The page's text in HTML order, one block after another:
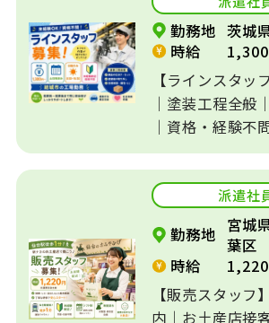
乳児保育 駅徒
時短勤務OK 主婦
ミドル世代が活躍 交通
社員の登用あり
勤務地 茨城
時給
【ラインスタッ
｜塗装工程全般
｜資格・経験不
派遣社
勤務地 宮城
葉区
時給
【販売スタッフ
内｜お土産店接